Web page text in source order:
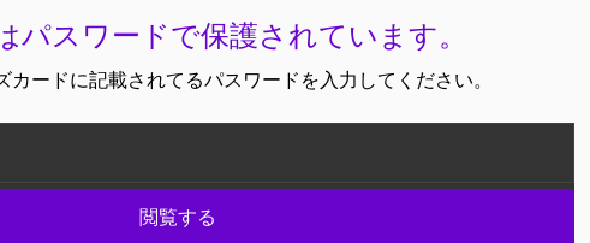
パスワードで保護されています。
カードに記載されてるパスワードを入力してください。
閲覧する